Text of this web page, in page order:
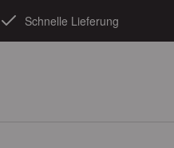
Schnelle Lieferung